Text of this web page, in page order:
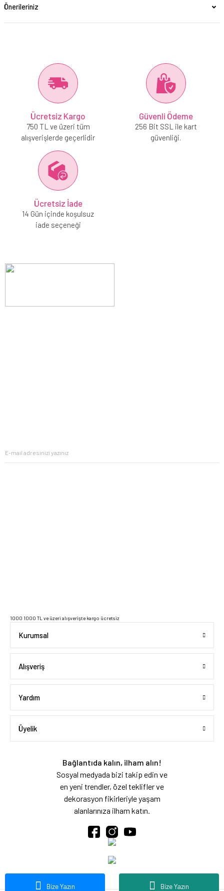
Bize Yazın
Bize Yazın
Önerileriniz
Ücretsiz Kargo
750 TL ve üzeri tüm
alışverişlerde geçerlidir
Güvenli Ödeme
256 Bit SSL ile kart
güvenliği.
Ücretsiz İade
14 Gün içinde koşulsuz
iade seçeneği
1000 1000 TL ve üzeri alışverişte kargo ücretsiz
Kurumsal
Alışveriş
Yardım
Üyelik
Bağlantıda kalın, ilham alın!
Sosyal medyada bizi takip edin ve
en yeni trendler, özel teklifler ve
dekorasyon fikirleriyle yaşam
alanlarınıza ilham katın.